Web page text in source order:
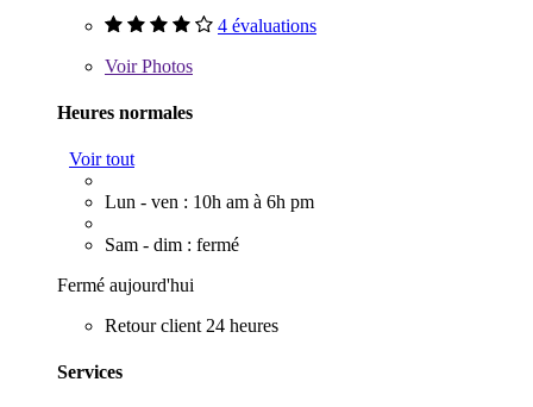
4 évaluations
VoirPhotos
Heures normales
Voir tout
Lun - ven : 10h am à 6h pm
Sam - dim : fermé
Fermé aujourd'hui
Retour client 24 heures
Services